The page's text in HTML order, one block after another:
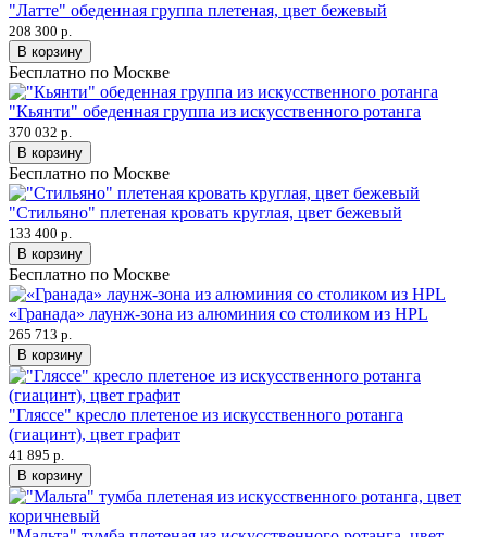
"Латте" обеденная группа плетеная, цвет бежевый
208 300 р.
В корзину
Бесплатно по Москве
"Кьянти" обеденная группа из искусственного ротанга
370 032 р.
В корзину
Бесплатно по Москве
"Стильяно" плетеная кровать круглая, цвет бежевый
133 400 р.
В корзину
Бесплатно по Москве
«Гранада» лаунж-зона из алюминия со столиком из HPL
265 713 р.
В корзину
"Гляссе" кресло плетеное из искусственного ротанга
(гиацинт), цвет графит
41 895 р.
В корзину